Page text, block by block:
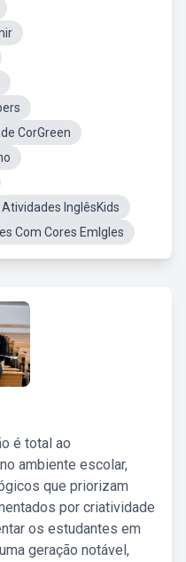
CorGreen
Atividades InglêsKids
Com Cores EmIgles
é total ao
ambiente escolar,
que priorizam
por criatividade
os estudantes em
geração notável,